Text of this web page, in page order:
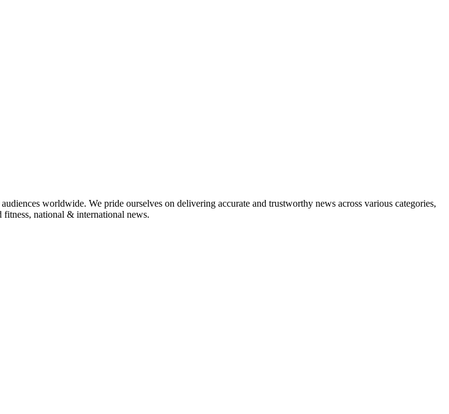
worldwide. We pride ourselves on delivering accurate and trustworthy news across various categories,
fitness, national & international news.